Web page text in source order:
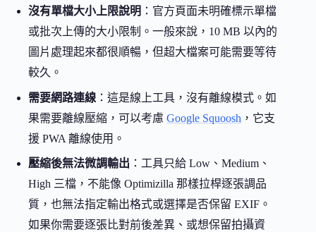
沒有單檔大小上限說明 ：官方頁面未明確標示單檔
或批次上傳的大小限制。一般來說，10 MB 以內的
圖片處理起來都很順暢，但超大檔案可能需要等待
較久。
需要網路連線 ：這是線上工具，沒有離線模式。如
果需要離線壓縮，可以考慮 Google Squoosh ，它支
援 PWA 離線使用。
壓縮後無法微調輸出 ：工具只給 Low、Medium、
High 三檔，不能像 Optimizilla 那樣拉桿逐張調品
質，也無法指定輸出格式或選擇是否保留 EXIF。
如果你需要逐張比對前後差異、或想保留拍攝資